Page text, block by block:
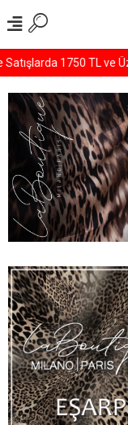
1750 TL ve